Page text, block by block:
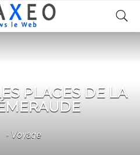
PLAGES DE LA
Voyage